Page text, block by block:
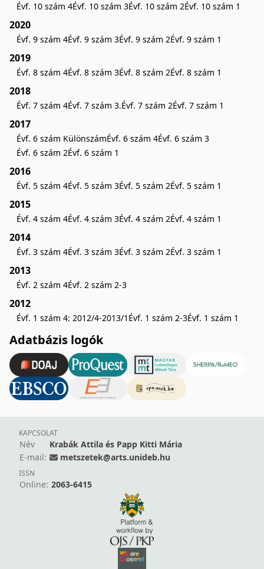
Évf. 10 szám 4Évf. 10 szám 3Évf. 10 szám 2Évf. 10 szám 1
2020
Évf. 9 szám 4Évf. 9 szám 3Évf. 9 szám 2Évf. 9 szám 1
2019
Évf. 8 szám 4Évf. 8 szám 3Évf. 8 szám 2Évf. 8 szám 1
2018
Évf. 7 szám 4Évf. 7 szám 3.Évf. 7 szám 2Évf. 7 szám 1
2017
Évf. 6 szám KülönszámÉvf. 6 szám 4Évf. 6 szám 3
Évf. 6 szám 2Évf. 6 szám 1
2016
Évf. 5 szám 4Évf. 5 szám 3Évf. 5 szám 2Évf. 5 szám 1
2015
Évf. 4 szám 4Évf. 4 szám 3Évf. 4 szám 2Évf. 4 szám 1
2014
Évf. 3 szám 4Évf. 3 szám 3Évf. 3 szám 2Évf. 3 szám 1
2013
Évf. 2 szám 4Évf. 2 szám 2-3
2012
Évf. 1 szám 4: 2012/4-2013/1 Évf. 1 szám 2-3Évf. 1 szám 1
Adatbázis logók
KAPCSOLAT
Név
Krabák Attila és Papp Kitti Mária
E-mail:
metszetek@arts.unideb.hu
ISSN
Online: 2063-6415